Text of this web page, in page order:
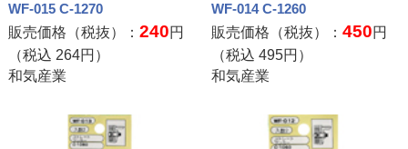
WF-015 C-1270
販売価格（税抜）： 240円
（税込 264円）
和気産業
WF-014 C-1260
販売価格（税抜）：450円
（税込495円）
和気産業